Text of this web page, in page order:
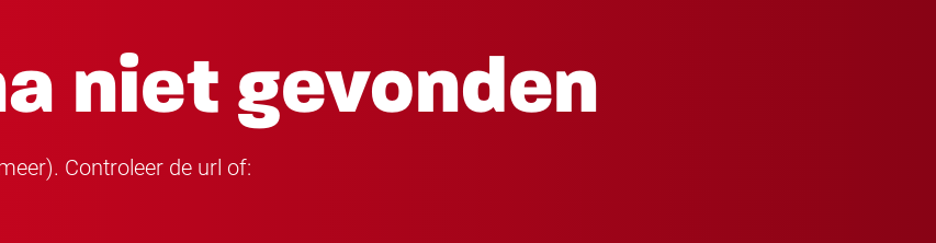
niet gevonden
Controleer de url of: